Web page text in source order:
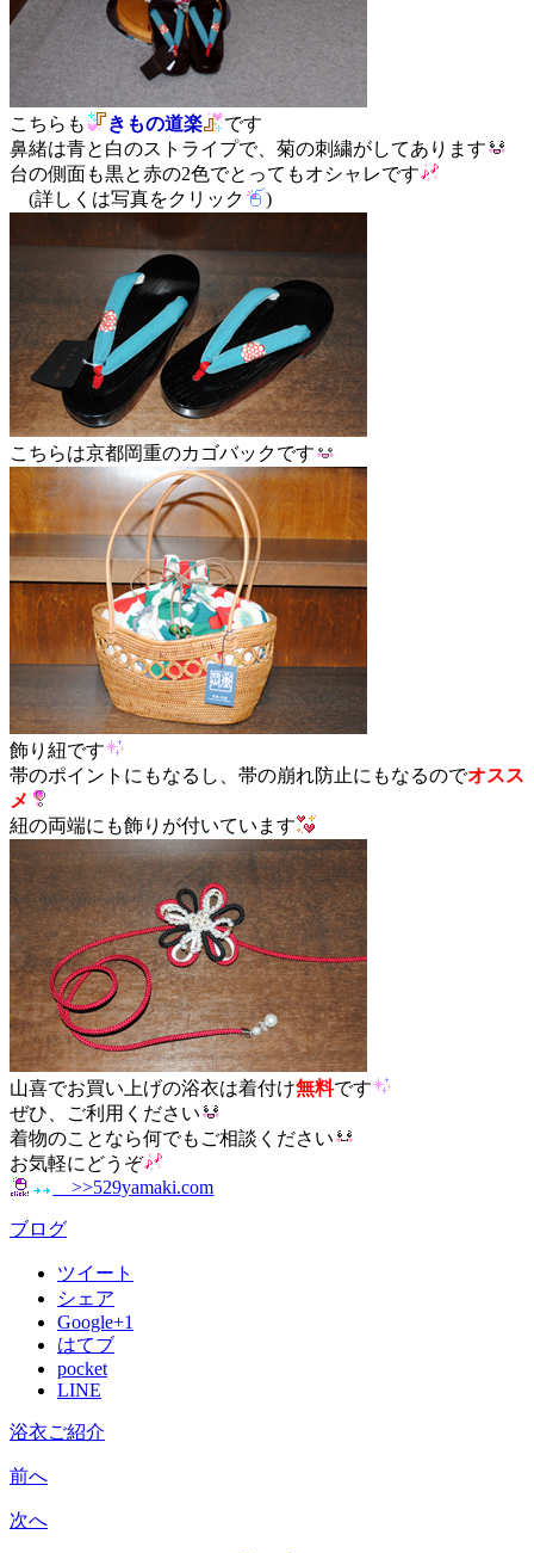
こちらも きもの道楽
です
鼻緒は青と白のストライプで、菊の刺繍がしてあります
台の側面も黒と赤の2色でとってもオシャレです
(詳しくは写真をクリック
)
こちらは京都岡重のカゴバックです
飾り紐です
帯のポイントにもなるし、帯の崩れ防止にもなるのでオスス
メ
紐の両端にも飾りが付いています
山喜でお買い上げの浴衣は着付け無料です
ぜひ、ご利用ください
着物のことなら何でもご相談ください
お気軽にどうぞ
>>529yamaki.com
ブログ
ツイート
シェア
Google+1
はてブ
pocket
LINE
浴衣ご紹介
前へ
次へ